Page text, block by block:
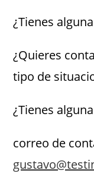
¿Tienes
¿Quieres
tipo de
¿Tienes
correo de